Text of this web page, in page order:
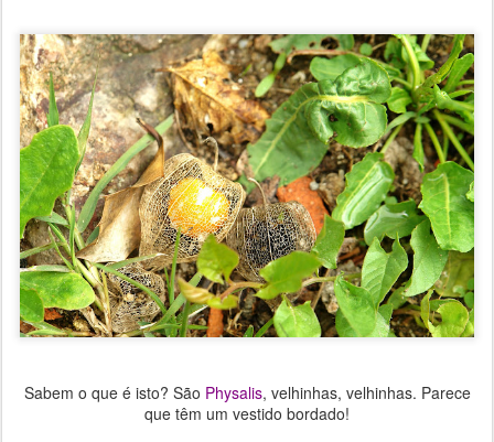
Sabem o que é isto? São Physalis, velhinhas, velhinhas. Parece
que têm um vestido bordado!